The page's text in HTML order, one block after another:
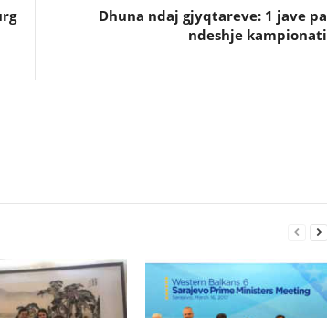
Dhuna ndaj gjyqtareve: 1 jave pa
ndeshje kampionati